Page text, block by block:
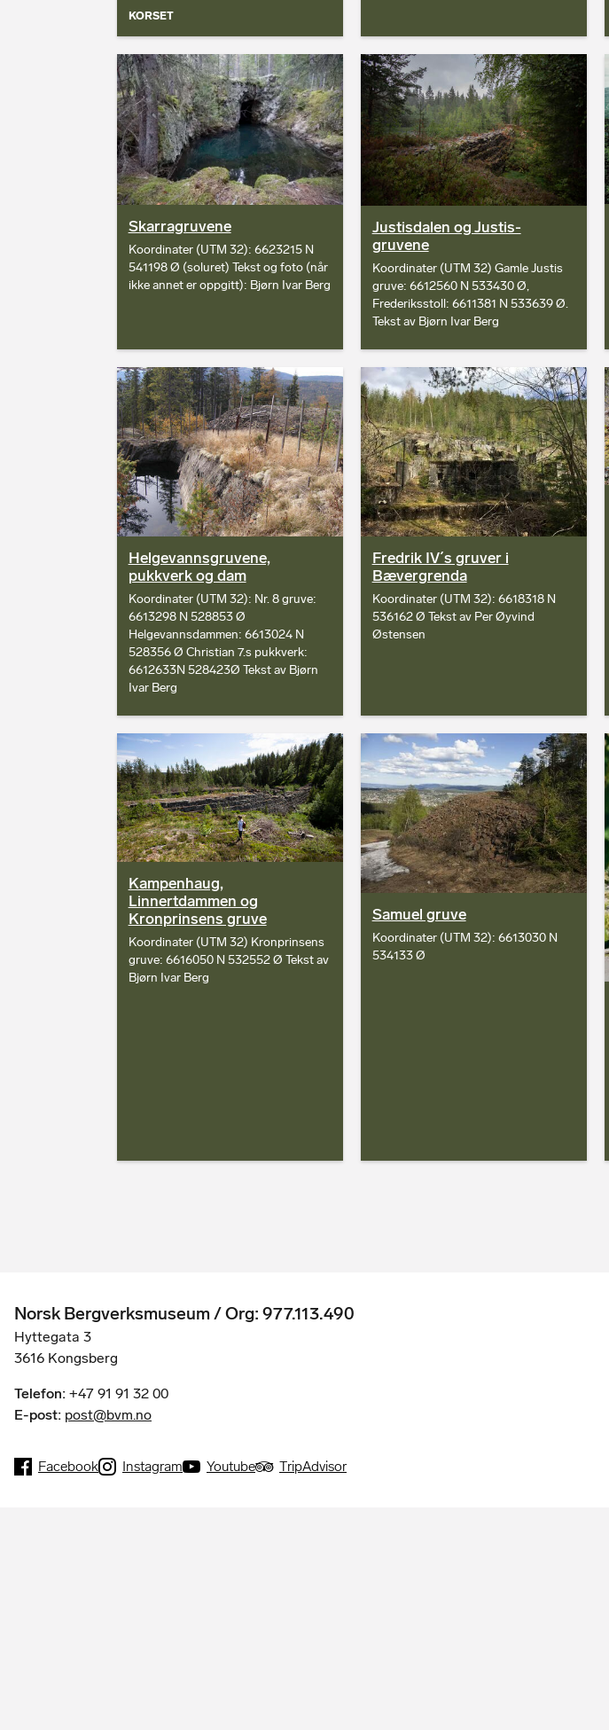
KORSET
Skarragruvene
Koordinater (UTM 32): 6623215 N
541198 Ø (soluret) Tekst og foto (når
ikke annet er oppgitt): Bjørn Ivar Berg
Justisdalen og Justis-
gruvene
Koordinater (UTM 32) Gamle Justis
gruve: 6612560 N 533430 Ø,
Frederiksstoll: 6611381 N 533639 Ø.
Tekst av Bjørn Ivar Berg
Helgevannsgruvene,
pukkverk og dam
Koordinater (UTM 32): Nr. 8 gruve:
6613298 N 528853 Ø
Helgevannsdammen: 6613024 N
528356 Ø Christian 7.s pukkverk:
6612633N 528423Ø Tekst av Bjørn
Ivar Berg
Fredrik IV´s gruver i
Bævergrenda
Koordinater (UTM 32): 6618318 N
536162 Ø Tekst av Per Øyvind
Østensen
Kampenhaug,
Linnertdammen og
Kronprinsens gruve
Koordinater (UTM 32) Kronprinsens
gruve: 6616050 N 532552 Ø Tekst av
Bjørn Ivar Berg
Samuel gruve
Koordinater (UTM 32): 6613030 N
534133 Ø
Norsk Bergverksmuseum / Org: 977.113.490
Hyttegata 3
3616 Kongsberg
Telefon: +47 91 91 32 00
E-post: post@bvm.no
Facebook Instagram Youtube TripAdvisor